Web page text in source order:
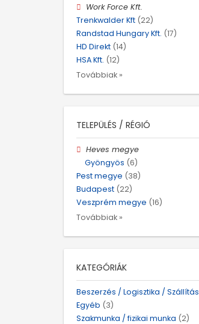
Work Force Kft.
Trenkwalder Kft (22)
Randstad Hungary Kft. (17)
HD Direkt (14)
HSA Kft. (12)
Továbbiak »
TELEPÜLÉS / RÉGIÓ
Heves megye
Gyöngyös (6)
Pest megye (38)
Budapest (22)
Veszprém megye (16)
Továbbiak »
KATEGÓRIÁK
Beszerzés / Logisztika / Szállítás
Egyéb (3)
Szakmunka / fizikai munka (2)